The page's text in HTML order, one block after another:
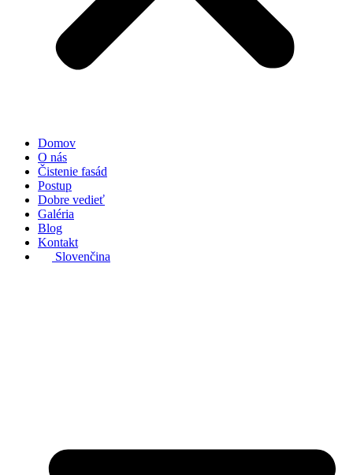
Domov
O nás
Čistenie fasád
Postup
Dobre vedieť
Galéria
Blog
Kontakt
Slovenčina